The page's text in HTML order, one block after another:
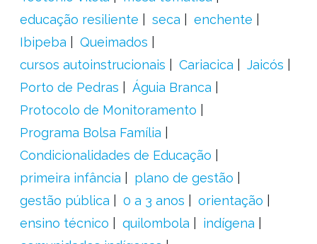
educação resiliente
seca
enchente
Ibipeba
Queimados
cursos autoinstrucionais
Cariacica
Jaicós
Porto de Pedras
Águia Branca
Protocolo de Monitoramento
Programa Bolsa Família
Condicionalidades de Educação
primeira infância
plano de gestão
gestão pública
0 a 3 anos
orientação
ensino técnico
quilombola
indígena